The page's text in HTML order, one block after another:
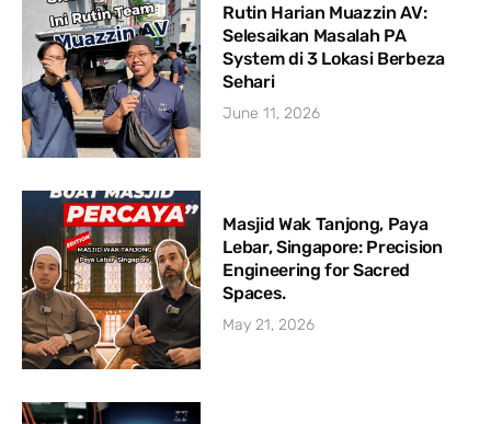
Rutin Harian Muazzin AV:
Selesaikan Masalah PA
System di 3 Lokasi Berbeza
Sehari
June 11, 2026
Masjid Wak Tanjong, Paya
Lebar, Singapore: Precision
Engineering for Sacred
Spaces.
May 21, 2026